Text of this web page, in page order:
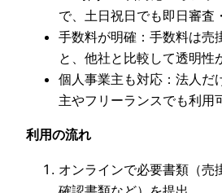
で、土日祝日でも即日審査
手数料が明確：手数料は売
と、他社と比較して透明性
個人事業主も対応：法人だ
主やフリーランスでも利用
利用の流れ
オンラインで必要書類（売